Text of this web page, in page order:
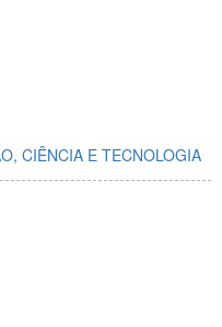
CIÊNCIA E TECNOLOGIA